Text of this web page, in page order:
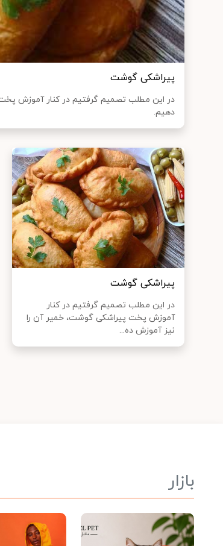
پیراشکی گوشت
در این مطلب تصمیم گرفتیم در کنار آموزش
دهیم.
پیراشکی گوشت
در این مطلب تصمیم گرفتیم در کنار
آموزش پخت پیراشکی گوشت، خمیر آن را
نیز آموزش ده...
بازار